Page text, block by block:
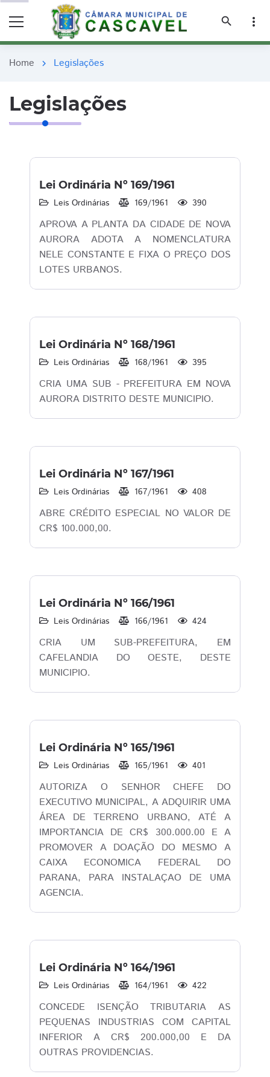
search
more_vert
Home chevron_right Legislações
Legislações
Lei Ordinária Nº 169/1961
Leis Ordinárias 169/1961 390
APROVA A PLANTA DA CIDADE DE NOVA
AURORA ADOTA A NOMENCLATURA
NELE CONSTANTE E FIXA O PREÇO DOS
LOTES URBANOS.
Lei Ordinária Nº 168/1961
Leis Ordinárias 168/1961 395
CRIA UMA SUB - PREFEITURA EM NOVA
AURORA DISTRITO DESTE MUNICIPIO.
Lei Ordinária Nº 167/1961
Leis Ordinárias 167/1961 408
ABRE CRÉDITO ESPECIAL NO VALOR DE
CR$ 100.000,00.
Lei Ordinária Nº 166/1961
Leis Ordinárias 166/1961 424
CRIA UM SUB-PREFEITURA, EM
CAFELANDIA DO OESTE, DESTE
MUNICIPIO.
Lei Ordinária Nº 165/1961
Leis Ordinárias 165/1961 401
AUTORIZA O SENHOR CHEFE DO
EXECUTIVO MUNICIPAL, A ADQUIRIR UMA
ÁREA DE TERRENO URBANO, ATÉ A
IMPORTANCIA DE CR$ 300.000.00 E A
PROMOVER A DOAÇÃO DO MESMO A
CAIXA ECONOMICA FEDERAL DO
PARANA, PARA INSTALAÇAO DE UMA
AGENCIA.
Lei Ordinária Nº 164/1961
Leis Ordinárias 164/1961 422
CONCEDE ISENÇÃO TRIBUTARIA AS
PEQUENAS INDUSTRIAS COM CAPITAL
INFERIOR A CR$ 200.000,00 E DA
OUTRAS PROVIDENCIAS.